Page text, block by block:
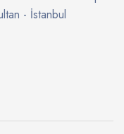
- İstanbul